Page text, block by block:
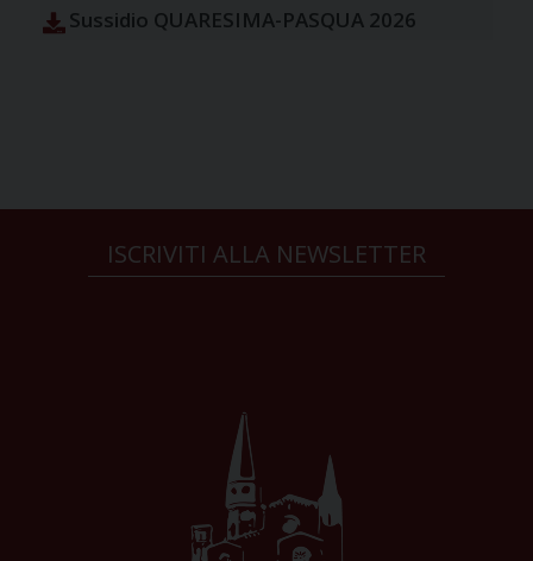
Sussidio QUARESIMA-PASQUA 2026
ISCRIVITI ALLA NEWSLETTER